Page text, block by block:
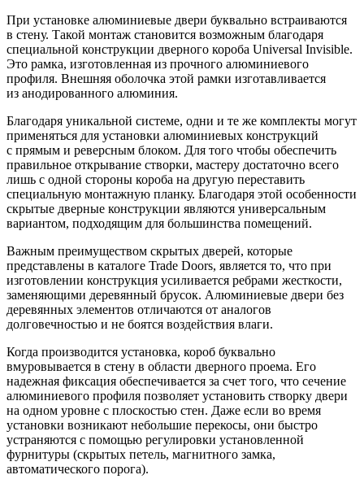
При установке алюминиевые двери буквально встраиваются
в стену. Такой монтаж становится возможным благодаря
специальной конструкции дверного короба Universal Invisible.
Это рамка, изготовленная из прочного алюминиевого
профиля. Внешняя оболочка этой рамки изготавливается
из анодированного алюминия.
Благодаря уникальной системе, одни и те же комплекты могут
применяться для установки алюминиевых конструкций
с прямым и реверсным блоком. Для того чтобы обеспечить
правильное открывание створки, мастеру достаточно всего
лишь с одной стороны короба на другую переставить
специальную монтажную планку. Благодаря этой особенности
скрытые дверные конструкции являются универсальным
вариантом, подходящим для большинства помещений.
Важным преимуществом скрытых дверей, которые
представлены в каталоге Trade Doors, является то, что при
изготовлении конструкция усиливается ребрами жесткости,
заменяющими деревянный брусок. Алюминиевые двери без
деревянных элементов отличаются от аналогов
долговечностью и не боятся воздействия влаги.
Когда производится установка, короб буквально
вмуровывается в стену в области дверного проема. Его
надежная фиксация обеспечивается за счет того, что сечение
алюминиевого профиля позволяет установить створку двери
на одном уровне с плоскостью стен. Даже если во время
установки возникают небольшие перекосы, они быстро
устраняются с помощью регулировки установленной
фурнитуры (скрытых петель, магнитного замка,
автоматического порога).